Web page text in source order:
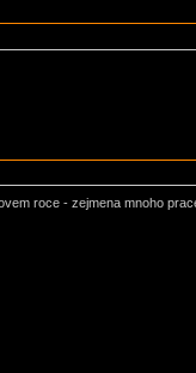
roce - zejmena mnoho